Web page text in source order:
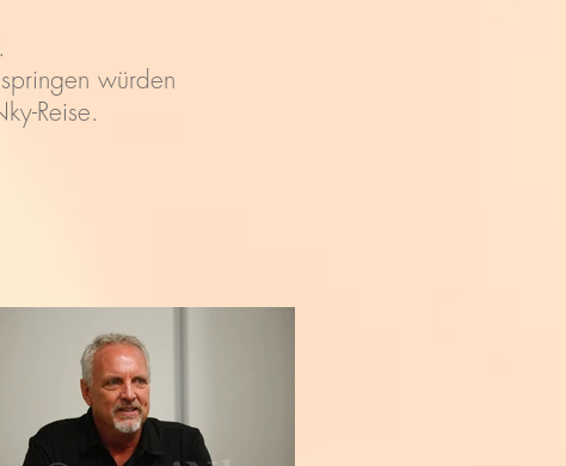
würden
Reise.